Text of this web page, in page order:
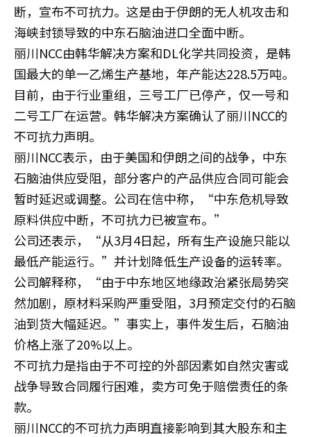
断，宣布不可抗力。这是由于伊朗的无人机攻击和
海峡封锁导致的中东石脑油进口全面中断。
丽川NCC由韩华解决方案和DL化学共同投资，是韩
国最大的单一乙烯生产基地，年产能达228.5万吨。
目前，由于行业重组，三号工厂已停产，仅一号和
二号工厂在运营。韩华解决方案确认了丽川NCC的
不可抗力声明。
丽川NCC表示，由于美国和伊朗之间的战争，中东
石脑油供应受阻，部分客户的产品供应合同可能会
暂时延迟或调整。公司在信中称，“中东危机导致
原料供应中断，不可抗力已被宣布。”
公司还表示，“从3月4日起，所有生产设施只能以
最低产能运行。”并计划降低生产设备的运转率。
公司解释称，“由于中东地区地缘政治紧张局势突
然加剧，原材料采购严重受阻，3月预定交付的石脑
油到货大幅延迟。”事实上，事件发生后，石脑油
价格上涨了20%以上。
不可抗力是指由于不可控的外部因素如自然灾害或
战争导致合同履行困难，卖方可免于赔偿责任的条
款。
丽川NCC的不可抗力声明直接影响到其大股东和主